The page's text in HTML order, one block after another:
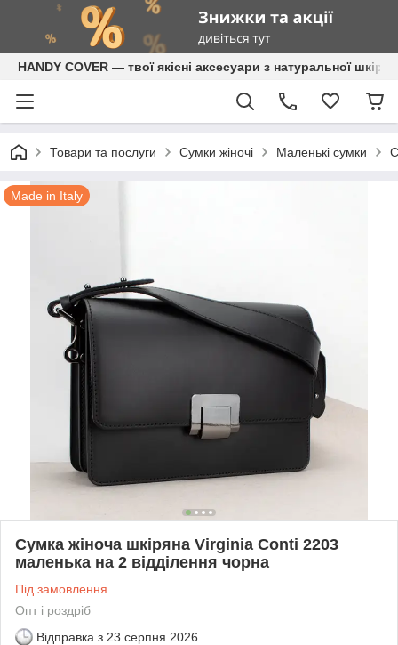
HANDY COVER — твої якісні аксесуари з натуральної шкіри
Товари та послуги Сумки жіночі Маленькі сумки
Made in Italy
Сумка жіноча шкіряна Virginia Conti 2203
маленька на 2 відділення чорна
Під замовлення
Опт і роздріб
Відправка з 23 серпня 2026